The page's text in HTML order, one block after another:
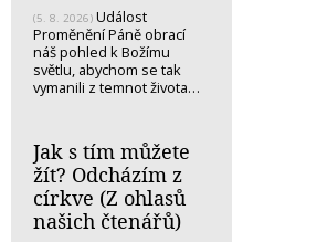
(5. 8. 2026) Událost
Proměnění Páně obrací
náš pohled k Božímu
světlu, abychom se tak
vymanili z temnot života…
Jak s tím můžete
žít? Odcházím z
církve (Z ohlasů
našich čtenářů)